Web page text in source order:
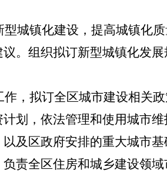
型城镇化建设，提高城镇化
。组织拟订新型城镇化发
作，拟订全区城市建设相关
划，依法管理和使用城市
以及区政府安排的重大城市基
责全区住房和城乡建设领